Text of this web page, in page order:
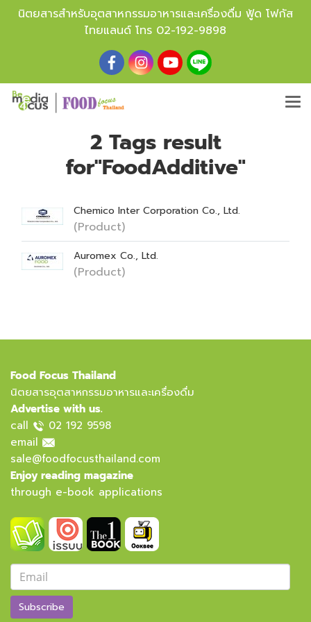
นิตยสารสำหรับอุตสาหกรรมอาหารและเครื่องดื่ม ฟู้ด โฟกัส
ไทยแลนด์ โทร 02-192-9898
2 Tags result
for"FoodAdditive"
Chemico Inter Corporation Co., Ltd.
(Product)
Auromex Co., Ltd.
(Product)
Food Focus Thailand
นิตยสารอุตสาหกรรมอาหารและเครื่องดื่ม
Advertise with us.
call
02 192 9598
email
sale@foodfocusthailand.com
Enjoy reading magazine
through e-book applications
Subscribe